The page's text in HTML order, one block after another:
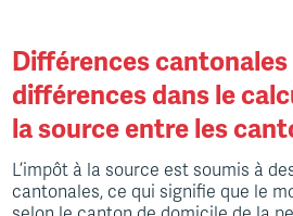
Différences
différences dans le
la source entre les
L’impôt à la source est soumis à
cantonales, ce qui signifie que le